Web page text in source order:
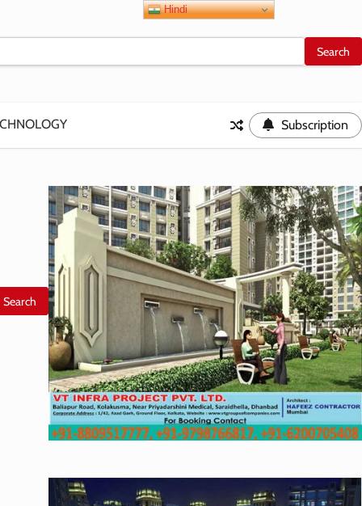
Subscription
Hindi